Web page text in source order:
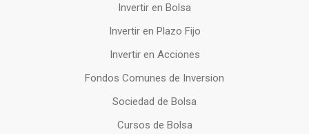
Invertir en Bolsa
Invertir en Plazo Fijo
Invertir en Acciones
Fondos Comunes de Inversion
Sociedad de Bolsa
Cursos de Bolsa